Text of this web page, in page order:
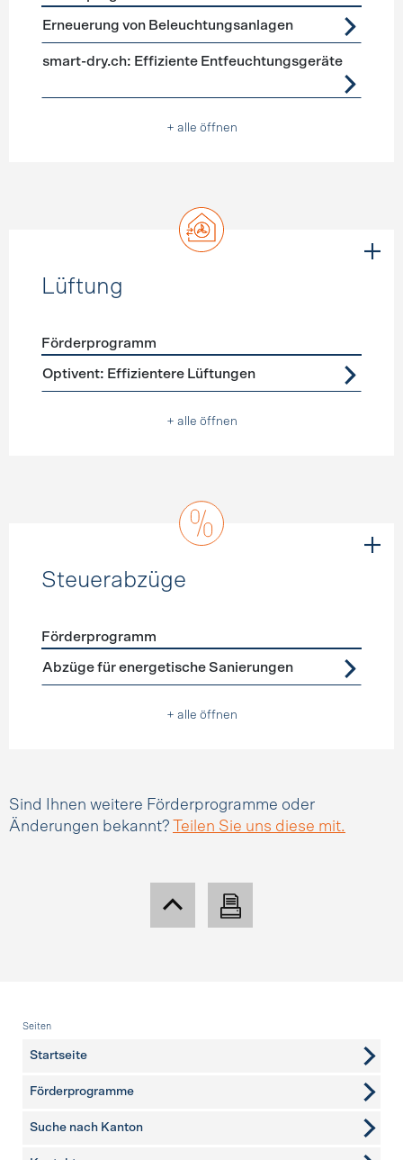
Förderprogramme Geräte, Beleuchtung
Erneuerung von Beleuchtungsanlagen
smart-dry.ch: Effiziente Entfeuchtungsgeräte
+ alle öffnen
Lüftung
Förderprogramme Lüftung
Förderprogramm
Optivent: Effizientere Lüftungen
+ alle öffnen
Steuerabzüge
Förderprogramme Steuerabzüge
Förderprogramm
Abzüge für energetische Sanierungen
+ alle öffnen
Sind Ihnen weitere Förderprogramme oder
Änderungen bekannt?
Teilen Sie uns diese mit.
Fusszeile
Seiten
Startseite
Förderprogramme
Suche nach Kanton